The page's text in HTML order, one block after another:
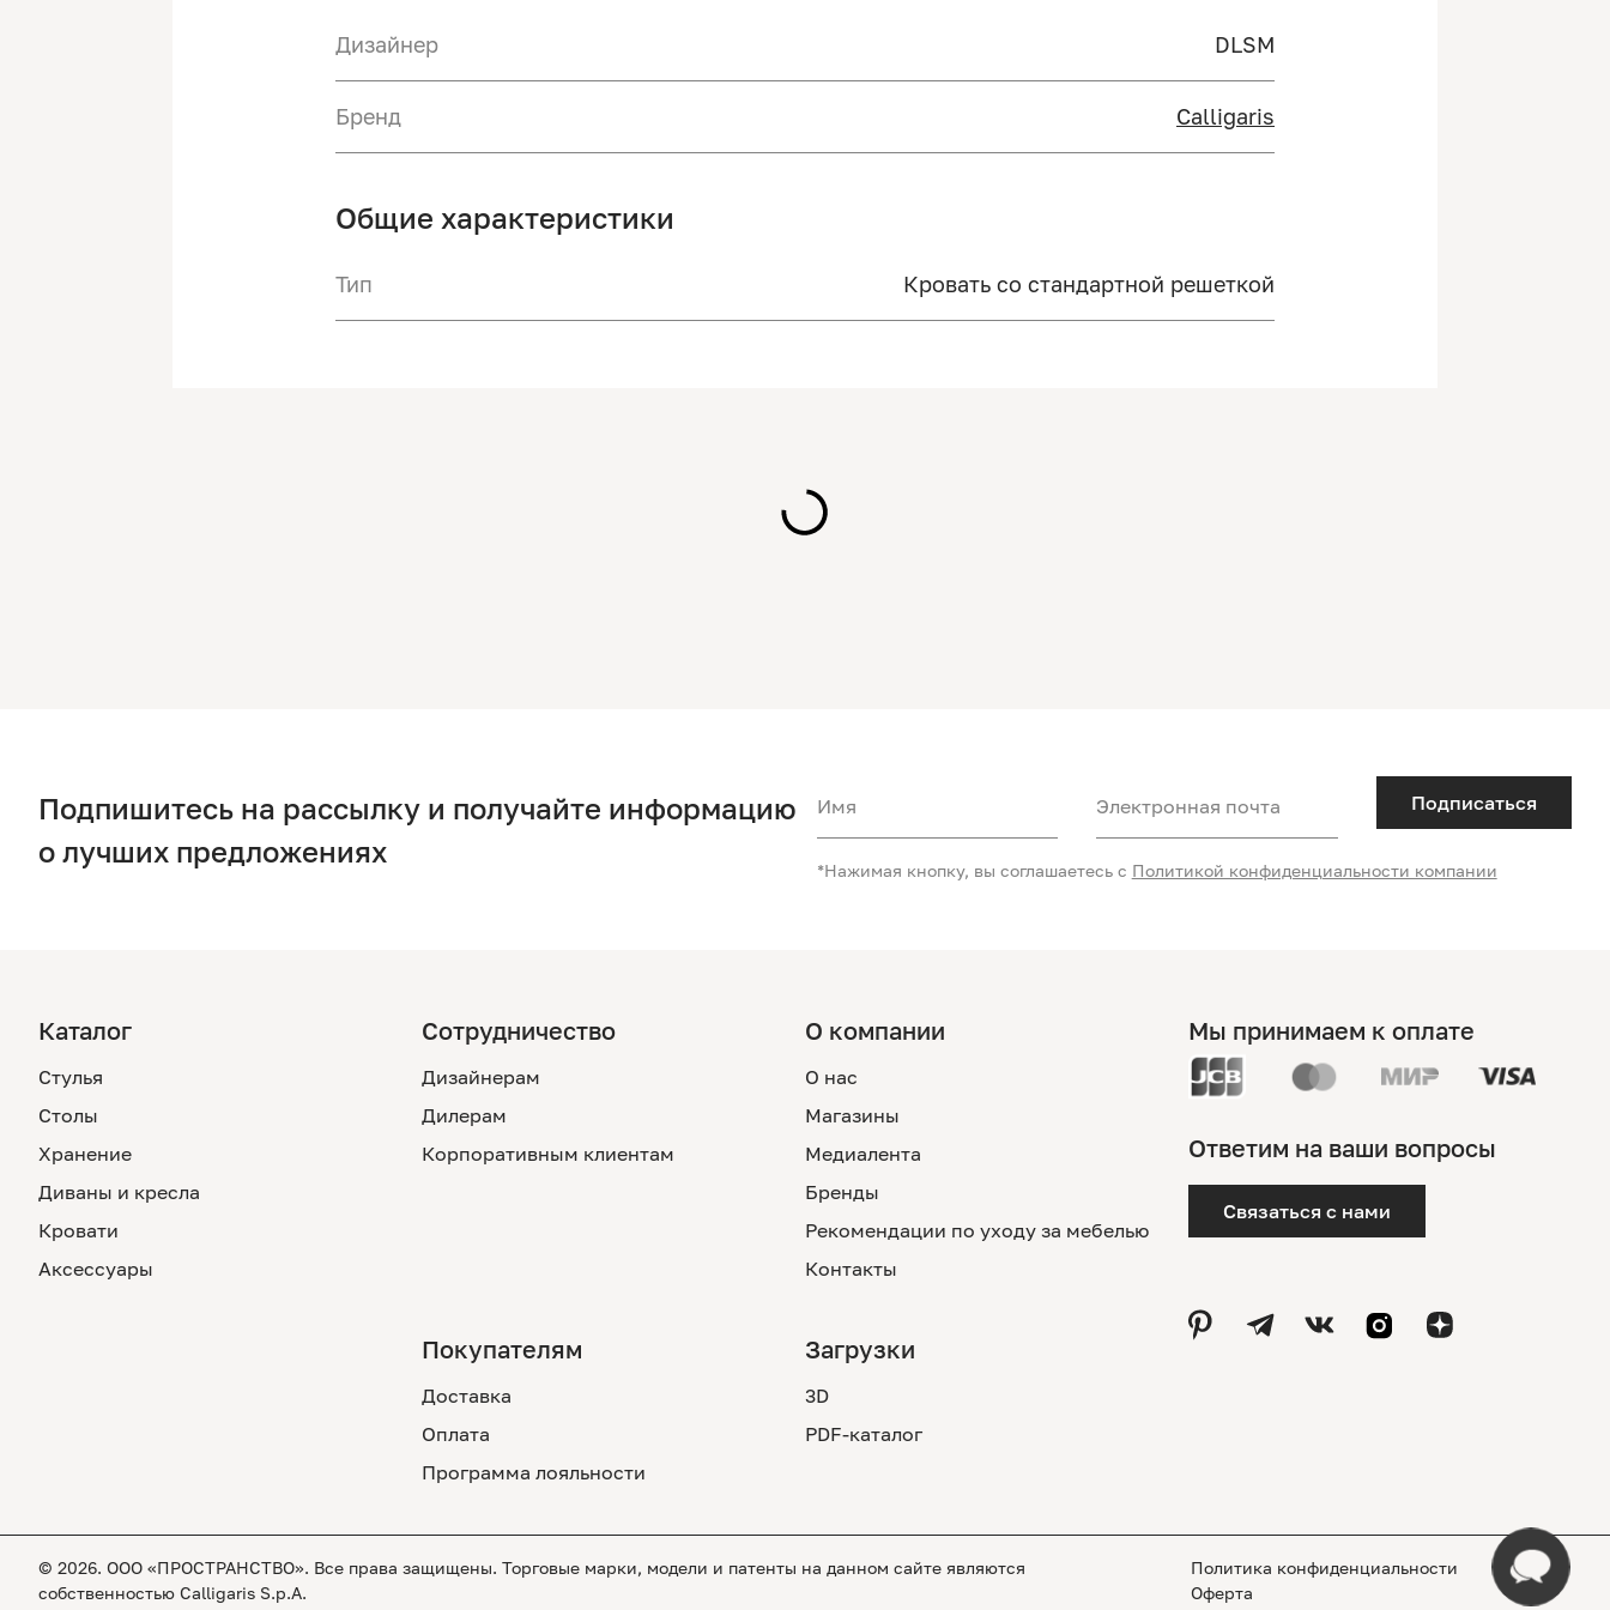
Дизайнер DLSM
Бренд Calligaris
Общие характеристики
Тип Кровать со стандартной решеткой
Подпишитесь на рассылку и получайте информацию
о лучших предложениях
Имя Электронная почта Подписаться
*Нажимая кнопку, вы соглашаетесь с Политикой конфиденциальности компании
Каталог
Стулья
Столы
Хранение
Диваны и кресла
Кровати
Аксессуары
Сотрудничество
Дизайнерам
Дилерам
Корпоративным клиентам
О компании
О нас
Магазины
Медиалента
Бренды
Рекомендации по уходу за мебелью
Контакты
Покупателям
Доставка
Оплата
Программа лояльности
Загрузки
3D
PDF-каталог
Мы принимаем к оплате
Ответим на ваши вопросы
Связаться с нами
© 2026. ООО «ПРОСТРАНСТВО». Все права защищены. Торговые марки, модели и патенты на данном сайте являются
собственностью Calligaris S.p.A.
Политика конфиденциальности
Оферта